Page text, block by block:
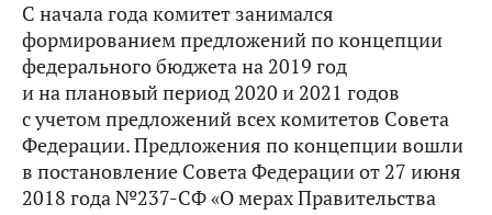
С начала года комитет занимался
формированием предложений по концепции
федерального бюджета на 2019 год
и на плановый период 2020 и 2021 годов
с учетом предложений всех комитетов Совета
Федерации. Предложения по концепции вошли
в постановление Совета Федерации от 27 июня
2018 года №237-СФ «О мерах Правительства